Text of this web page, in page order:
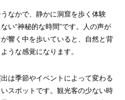
なかで、静かに洞窟を歩く体験
い“神秘的な時間”です。人の声が
響く中を歩いていると、自然と背
うな感覚になります。
は季節やイベントによって変わる
スポットです。観光客の少ない時